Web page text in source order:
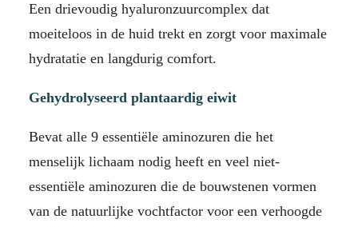
Een drievoudig hyaluronzuurcomplex dat
moeiteloos in de huid trekt en zorgt voor maximale
hydratatie en langdurig comfort.
Gehydrolyseerd plantaardig eiwit
Bevat alle 9 essentiële aminozuren die het
menselijk lichaam nodig heeft en veel niet-
essentiële aminozuren die de bouwstenen vormen
van de natuurlijke vochtfactor voor een verhoogde